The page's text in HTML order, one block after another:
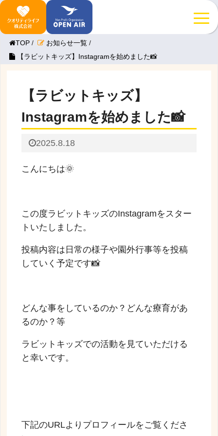
TOP/ お知らせ一覧/
【ラビットキッズ】Instagramを始めました📸
【ラビットキッズ】
Instagramを始めました📸
2025.8.18
こんにちは🌞
この度ラビットキッズのInstagramをスター
トいたしました。
投稿内容は日常の様子や園外行事等を投稿
していく予定です📸
どんな事をしているのか？どんな療育があ
るのか？等
ラビットキッズでの活動を見ていただける
と幸いです。
下記のURLよりプロフィールをご覧くださ